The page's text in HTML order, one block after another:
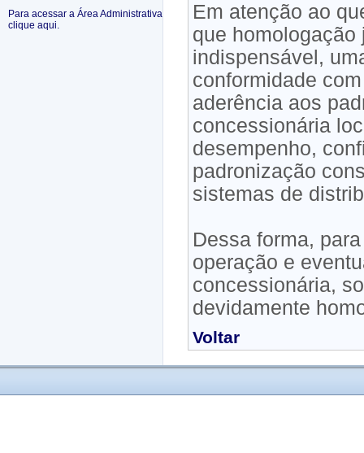
Para acessar a Área Administrativa
clique aqui.
Em atenção ao
que
indispensável,
conformidade
aderência aos
concessionária
desempenho,
padronização
sistemas de
Dessa forma,
operação e
concessionária,
devidamente
Voltar